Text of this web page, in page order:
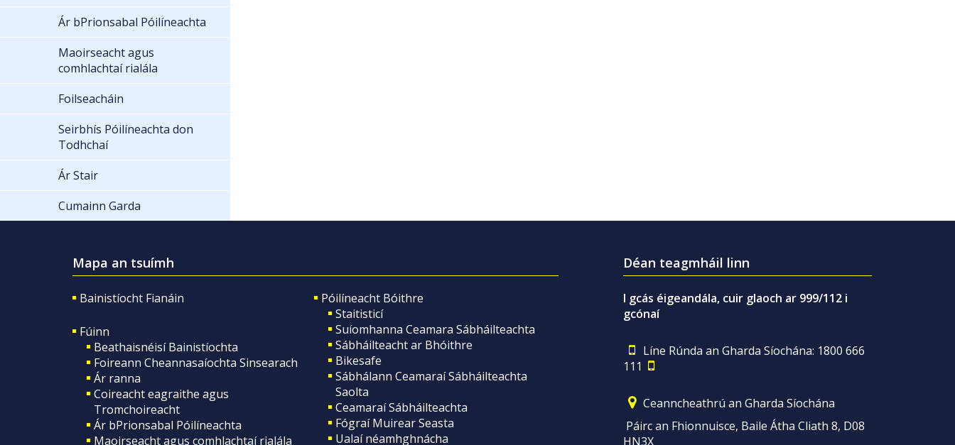
Ár bPrionsabal Póilíneachta
Maoirseacht agus
comhlachtaí rialála
Foilseacháin
Seirbhís Póilíneachta don
Todhchaí
Ár Stair
Cumainn Garda
Mapa an tsuímh
Bainistíocht Fianáin
Fúinn
Beathaisnéisí Bainistíochta
Foireann Cheannasaíochta Sinsearach
Ár ranna
Coireacht eagraithe agus
Tromchoireacht
Ár bPrionsabal Póilíneachta
Maoirseacht agus comhlachtaí rialála
Póilíneacht Bóithre
Staitisticí
Suíomhanna Ceamara Sábháilteachta
Sábháilteacht ar Bhóithre
Bikesafe
Sábhálann Ceamaraí Sábháilteachta
Saolta
Ceamaraí Sábháilteachta
Fógraí Muirear Seasta
Ualaí néamhghnácha
Déan teagmháil linn
I gcás éigeandála, cuir glaoch ar 999/112 i
gcónaí
Líne Rúnda an Gharda Síochána: 1800 666
111
Ceanncheathrú an Gharda Síochána
Páirc an Fhionnuisce, Baile Átha Cliath 8, D08
HN3X